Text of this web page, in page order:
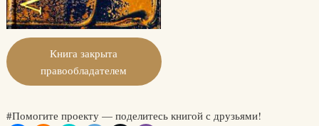
Книга закрыта
правообладателем
#Помогите проекту — поделитесь книгой с друзьями!